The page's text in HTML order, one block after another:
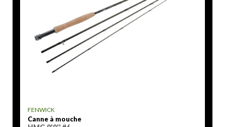
FENWICK
Canne à mouche